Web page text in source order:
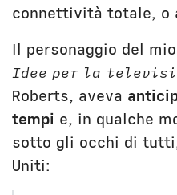
connettività totale, o
Il personaggio del
Idee per la
Roberts, aveva
tempi e, in qualche
sotto gli occhi di
Uniti: